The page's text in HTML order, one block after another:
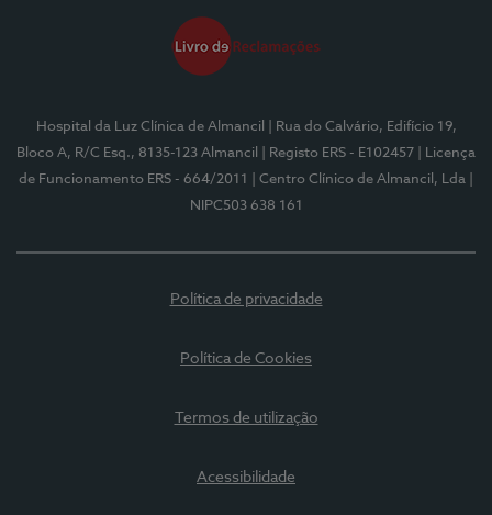
Hospital da Luz Clínica de Almancil
| Rua do Calvário, Edifício 19,
Bloco A, R/C Esq., 8135-123 Almancil
| Registo ERS - E102457
| Licença
de Funcionamento ERS - 664/2011
| Centro Clínico de Almancil, Lda
NIPC503 638 161
Política de privacidade
Política de Cookies
Termos de utilização
Acessibilidade